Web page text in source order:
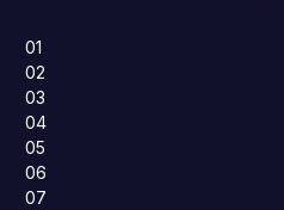
01
02
03
04
05
06
07